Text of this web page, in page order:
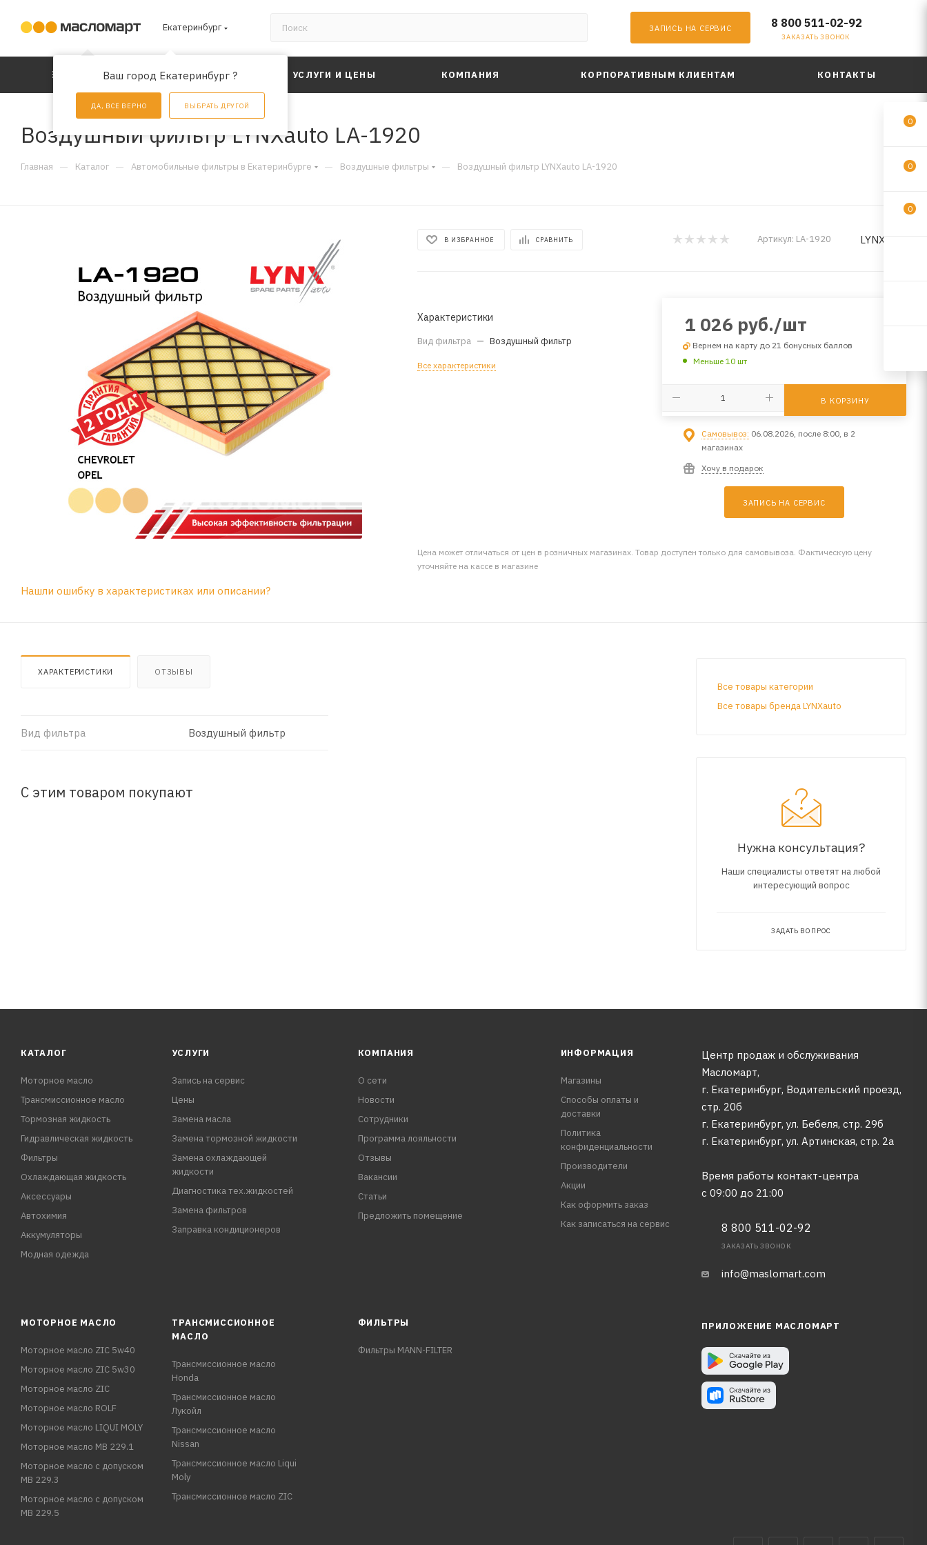
Екатеринбург
Ваш город Екатеринбург ?
ДА, ВСЕ ВЕРНО ВЫБРАТЬ ДРУГОЙ
ЗАПИСЬ НА СЕРВИС 8 800 511-02-92
ЗАКАЗАТЬ ЗВОНОК
КАТАЛОГ АКЦИИ УСЛУГИ И ЦЕНЫ КОМПАНИЯ КОРПОРАТИВНЫМ КЛИЕНТАМ КОНТАКТЫ
Воздушный фильтр LYNXauto LA-1920
Главная — Каталог — Автомобильные фильтры в Екатеринбурге — Воздушные фильтры — Воздушный фильтр LYNXauto LA-1920
В ИЗБРАННОЕ СРАВНИТЬ Артикул: LA-1920 LYNXauto
Характеристики
Вид фильтра — Воздушный фильтр
Все характеристики
1 026 руб./шт
Вернем на карту до 21 бонусных баллов
Меньше 10 шт
В КОРЗИНУ
Самовывоз: 06.08.2026, после 8:00, в 2
магазинах
Хочу в подарок
ЗАПИСЬ НА СЕРВИС
Цена может отличаться от цен в розничных магазинах. Товар доступен только для самовывоза. Фактическую цену
уточняйте на кассе в магазине
Нашли ошибку в характеристиках или описании?
ХАРАКТЕРИСТИКИ ОТЗЫВЫ
Вид фильтра Воздушный фильтр
С этим товаром покупают
Все товары категории
Все товары бренда LYNXauto
Нужна консультация?
Наши специалисты ответят на любой
интересующий вопрос
ЗАДАТЬ ВОПРОС
КАТАЛОГ
Моторное масло
Трансмиссионное масло
Тормозная жидкость
Гидравлическая жидкость
Фильтры
Охлаждающая жидкость
Аксессуары
Автохимия
Аккумуляторы
Модная одежда
УСЛУГИ
Запись на сервис
Цены
Замена масла
Замена тормозной жидкости
Замена охлаждающей
жидкости
Диагностика тех.жидкостей
Замена фильтров
Заправка кондиционеров
КОМПАНИЯ
О сети
Новости
Сотрудники
Программа лояльности
Отзывы
Вакансии
Статьи
Предложить помещение
ИНФОРМАЦИЯ
Магазины
Способы оплаты и
доставки
Политика
конфиденциальности
Производители
Акции
Как оформить заказ
Как записаться на сервис
Центр продаж и обслуживания
Масломарт,
г. Екатеринбург, Водительский проезд,
стр. 20б
г. Екатеринбург, ул. Бебеля, стр. 29б
г. Екатеринбург, ул. Артинская, стр. 2а
Время работы контакт-центра
с 09:00 до 21:00
8 800 511-02-92
ЗАКАЗАТЬ ЗВОНОК
info@maslomart.com
МОТОРНОЕ МАСЛО
Моторное масло ZIC 5w40
Моторное масло ZIC 5w30
Моторное масло ZIC
Моторное масло ROLF
Моторное масло LIQUI MOLY
Моторное масло MB 229.1
Моторное масло с допуском
MB 229.3
Моторное масло с допуском
MB 229.5
ТРАНСМИССИОННОЕ
МАСЛО
Трансмиссионное масло
Honda
Трансмиссионное масло
Лукойл
Трансмиссионное масло
Nissan
Трансмиссионное масло Liqui
Moly
Трансмиссионное масло ZIC
ФИЛЬТРЫ
Фильтры MANN-FILTER
ПРИЛОЖЕНИЕ МАСЛОМАРТ
0
0
0